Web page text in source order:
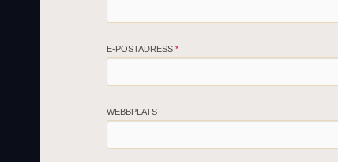
E-POSTADRESS *
WEBBPLATS